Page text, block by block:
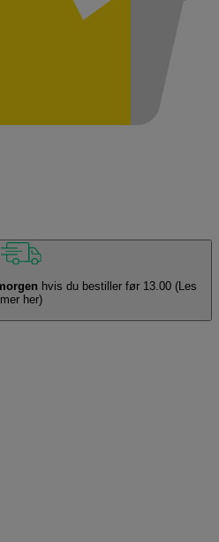
hvis du bestiller før 13.00 (Les
mer her)